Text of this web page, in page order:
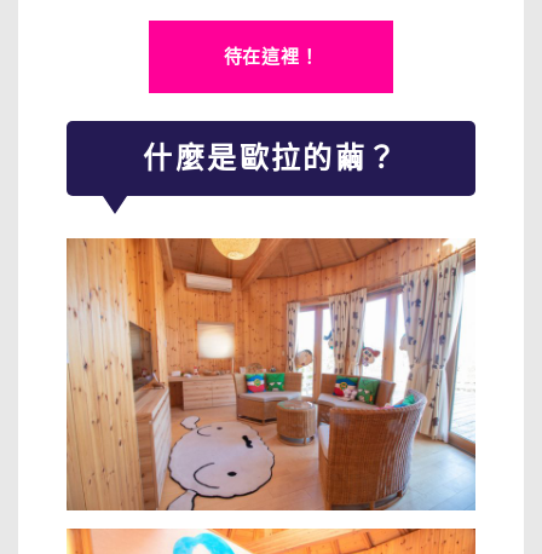
待在這裡！
什麼是歐拉的繭？